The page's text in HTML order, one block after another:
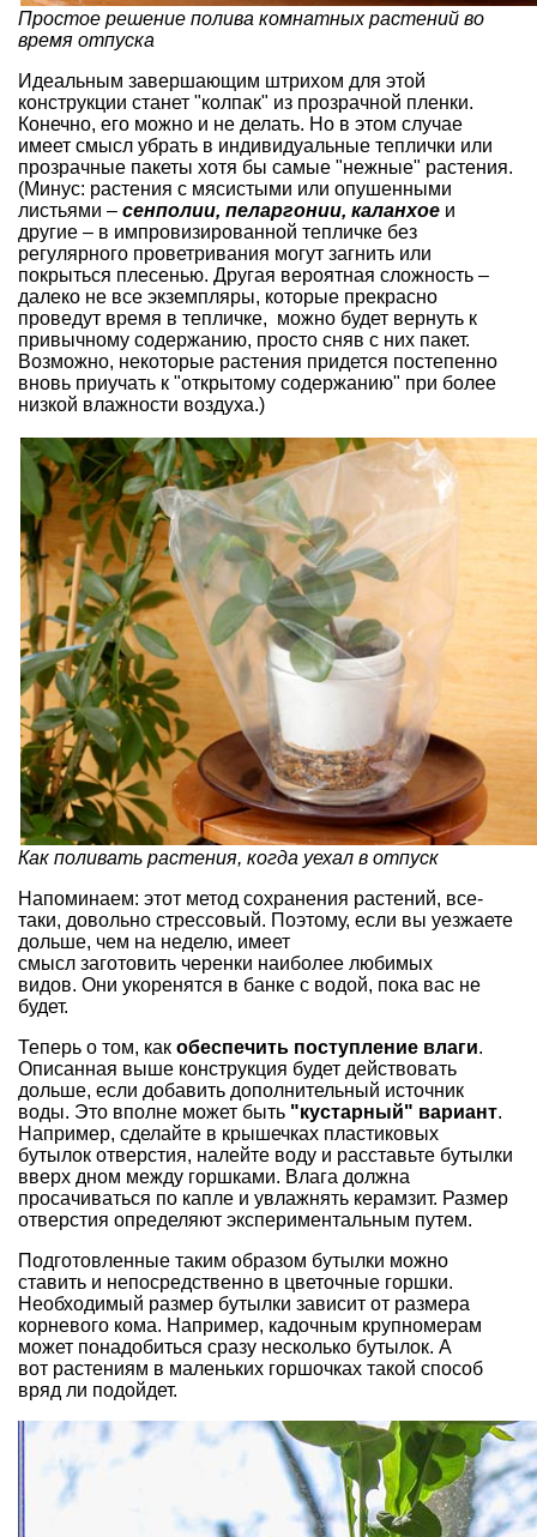
Простое решение полива комнатных растений во
время отпуска
Идеальным завершающим штрихом для этой
конструкции станет "колпак" из прозрачной пленки.
Конечно, его можно и не делать. Но в этом случае
имеет смысл убрать в индивидуальные теплички или
прозрачные пакеты хотя бы самые "нежные" растения.
(Минус: растения с мясистыми или опушенными
листьями – сенполии, пеларгонии, каланхое и
другие – в импровизированной тепличке без
регулярного проветривания могут загнить или
покрыться плесенью. Другая вероятная сложность –
далеко не все экземпляры, которые прекрасно
проведут время в тепличке, можно будет вернуть к
привычному содержанию, просто сняв с них пакет.
Возможно, некоторые растения придется постепенно
вновь приучать к "открытому содержанию" при более
низкой влажности воздуха.)
Как поливать растения, когда уехал в отпуск
Напоминаем: этот метод сохранения растений, все-
таки, довольно стрессовый. Поэтому, если вы уезжаете
дольше, чем на неделю, имеет
смысл заготовить черенки наиболее любимых
видов. Они укоренятся в банке с водой, пока вас не
будет.
Теперь о том, как обеспечить поступление влаги.
Описанная выше конструкция будет действовать
дольше, если добавить дополнительный источник
воды. Это вполне может быть "кустарный" вариант.
Например, сделайте в крышечках пластиковых
бутылок отверстия, налейте воду и расставьте бутылки
вверх дном между горшками. Влага должна
просачиваться по капле и увлажнять керамзит. Размер
отверстия определяют экспериментальным путем.
Подготовленные таким образом бутылки можно
ставить и непосредственно в цветочные горшки.
Необходимый размер бутылки зависит от размера
корневого кома. Например, кадочным крупномерам
может понадобиться сразу несколько бутылок. А
вот растениям в маленьких горшочках такой способ
вряд ли подойдет.